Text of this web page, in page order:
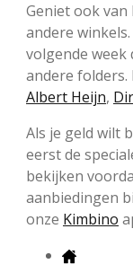
Geniet ook
andere
volgende week
andere folders.
Albert Heijn,
Als je geld wilt
eerst de
bekijken
aanbiedingen
onze Kimbino